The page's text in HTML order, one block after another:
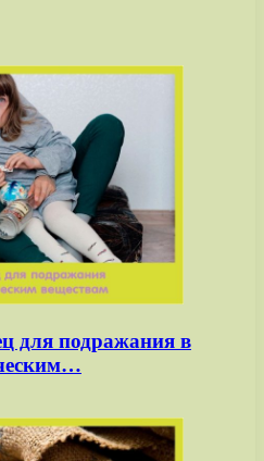
для подражания в